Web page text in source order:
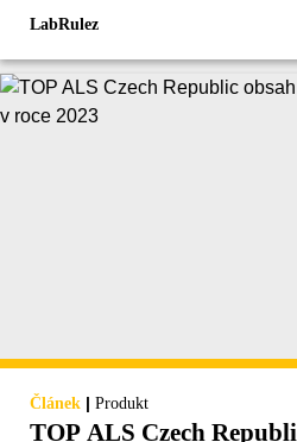
LabRulez
Článek | Produkt
TOP ALS Czech